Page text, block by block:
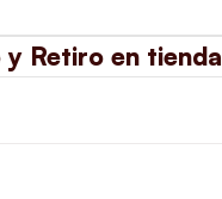
y Retiro en tienda